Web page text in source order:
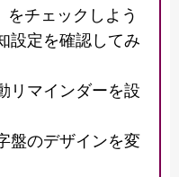
をチェックしよう
設定を確認してみ
リマインダーを設
盤のデザインを変